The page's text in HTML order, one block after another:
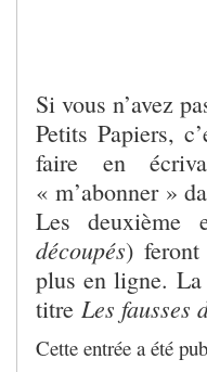
Si vous n’avez
Petits Papiers,
faire en
« m’abonner »
Les deuxième
découpés) feront
plus en ligne.
titre Les fausses
Cette entrée a été